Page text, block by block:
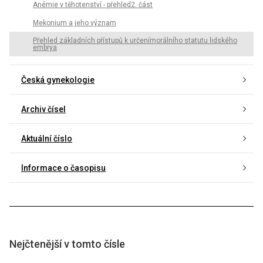
Anémie v těhotenství - přehled2. část
Mekonium a jeho význam
Přehled základních přístupů k určenímorálního statutu lidského
embrya
Česká gynekologie
Archiv čísel
Aktuální číslo
Informace o časopisu
Nejčtenější v tomto čísle